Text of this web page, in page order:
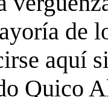
de
aquí
Quico